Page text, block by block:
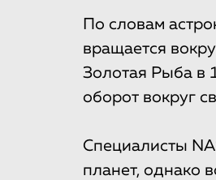
По словам
вращается
Золотая Рыба в
оборот вокруг
Специалисты
планет, однако